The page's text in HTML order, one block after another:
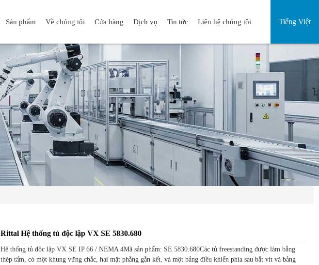
Tiếng Việt
Sản phẩm Về chúng tôi Cửa hàng Dịch vụ Tin tức Liên hệ chúng tôi
Rittal Hệ thống tủ độc lập VX SE 5830.680
Hệ thống tủ độc lập VX SE IP 66 / NEMA 4Mã sản phẩm: SE 5830.680Các tủ freestanding được làm bằng
thép tấm, có một khung vững chắc, hai mặt phẳng gắn kết, và một bảng điều khiển phía sau bắt vít và bảng